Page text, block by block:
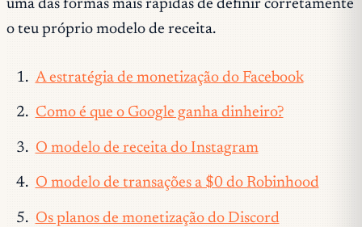
uma das formas mais rápidas de definir corretamente
o teu próprio modelo de receita.
A estratégia de monetização do Facebook
Como é que o Google ganha dinheiro?
O modelo de receita do Instagram
O modelo de transações a $0 do Robinhood
Os planos de monetização do Discord